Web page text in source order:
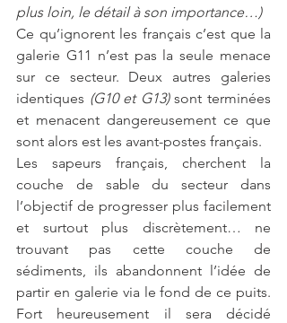
plus loin, le détail à son importance…)
Ce qu’ignorent les français c’est que la
galerie G11 n’est pas la seule menace
sur ce secteur. Deux autres galeries
identiques (G10 et G13) sont terminées
et menacent dangereusement ce que
sont alors est les avant-postes français.
Les sapeurs français, cherchent la
couche de sable du secteur dans
l’objectif de progresser plus facilement
et surtout plus discrètement… ne
trouvant pas cette couche de
sédiments, ils abandonnent l’idée de
partir en galerie via le fond de ce puits.
Fort heureusement il sera décidé